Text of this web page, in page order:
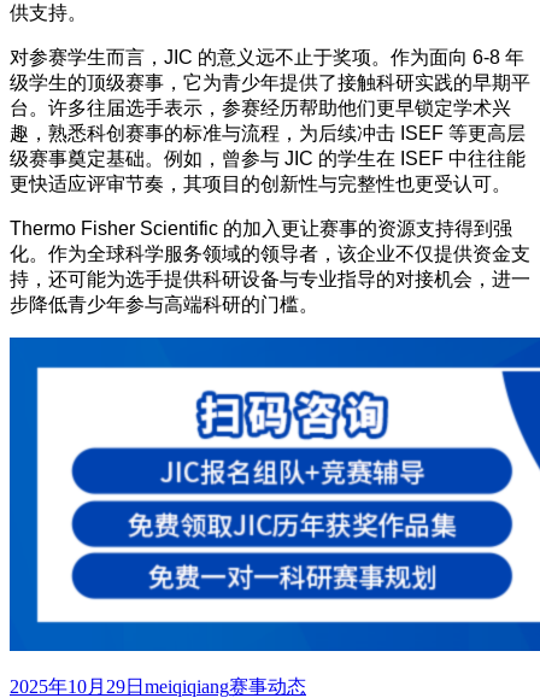
供支持。
对参赛学生而言，JIC 的意义远不止于奖项。作为面向 6-8 年
级学生的顶级赛事，它为青少年提供了接触科研实践的早期平
台。许多往届选手表示，参赛经历帮助他们更早锁定学术兴
趣，熟悉科创赛事的标准与流程，为后续冲击 ISEF 等更高层
级赛事奠定基础。例如，曾参与 JIC 的学生在 ISEF 中往往能
更快适应评审节奏，其项目的创新性与完整性也更受认可。
Thermo Fisher Scientific 的加入更让赛事的资源支持得到强
化。作为全球科学服务领域的领导者，该企业不仅提供资金支
持，还可能为选手提供科研设备与专业指导的对接机会，进一
步降低青少年参与高端科研的门槛。
发
2025年10月29日 作
meiqiqiang分
赛事动态